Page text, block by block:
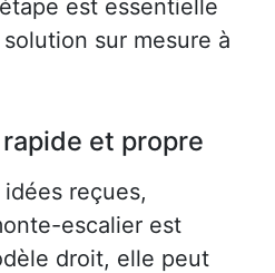
est essentielle
sur mesure à
et propre
reçues,
escalier est
droit, elle peut